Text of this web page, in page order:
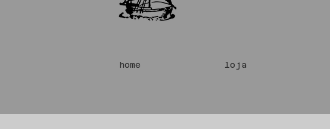
home loja